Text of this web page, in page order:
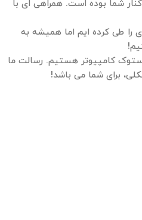
۹۱ تاکنون در کنار شما بوده است. همراهی ای با
را طی کرده ایم اما همیشه به
کامپیوتر هستیم. رسالت ما
برای شما می باشد!